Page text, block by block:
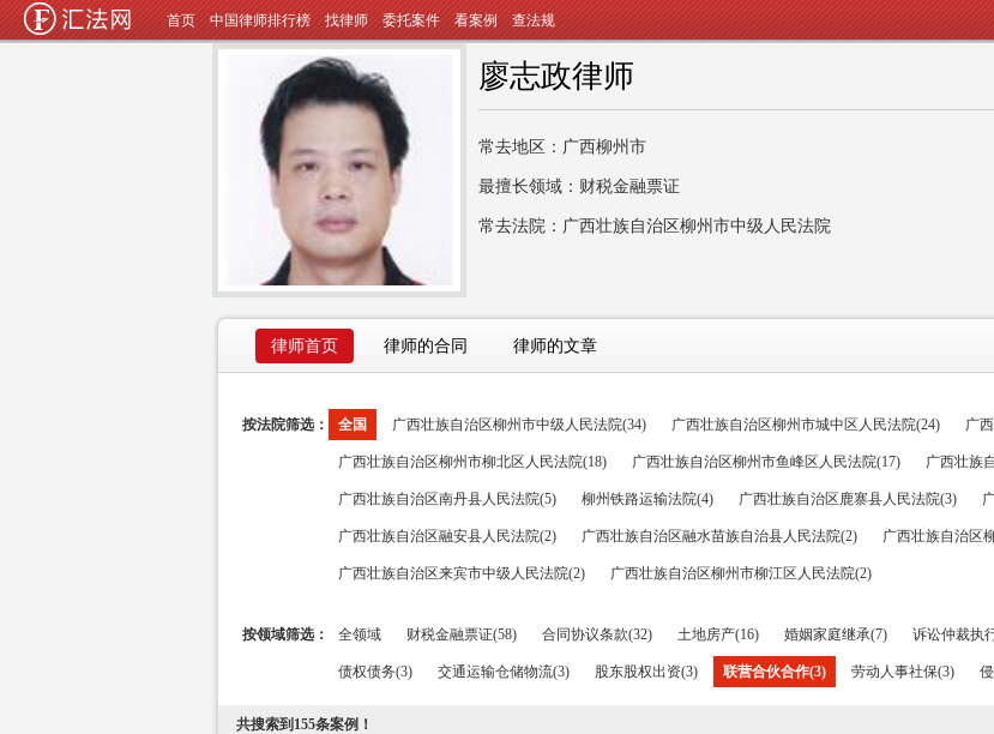
首页 中国律师排行榜 找律师 委托案件 看案例 查法规
廖志政律师
常去地区：广西柳州市
最擅长领域：财税金融票证
常去法院：广西壮族自治区柳州市中级人民法院
律师首页 律师的合同 律师的文章
按法院筛选： 全国 广西壮族自治区柳州市中级人民法院(34) 广西壮族自治区柳州市城中区人民法院(24) 广
广西壮族自治区柳州市柳北区人民法院(18) 广西壮族自治区柳州市鱼峰区人民法院(17) 广西壮族
广西壮族自治区南丹县人民法院(5) 柳州铁路运输法院(4) 广西壮族自治区鹿寨县人民法院(3)
广西壮族自治区融安县人民法院(2) 广西壮族自治区融水苗族自治县人民法院(2) 广西壮族自治区
广西壮族自治区来宾市中级人民法院(2) 广西壮族自治区柳州市柳江区人民法院(2)
按领域筛选： 全领域 财税金融票证(58) 合同协议条款(32) 土地房产(16) 婚姻家庭继承(7) 诉讼仲裁执
债权债务(3) 交通运输仓储物流(3) 股东股权出资(3) 联营合伙合作(3) 劳动人事社保(3)
共搜索到 155条案例！